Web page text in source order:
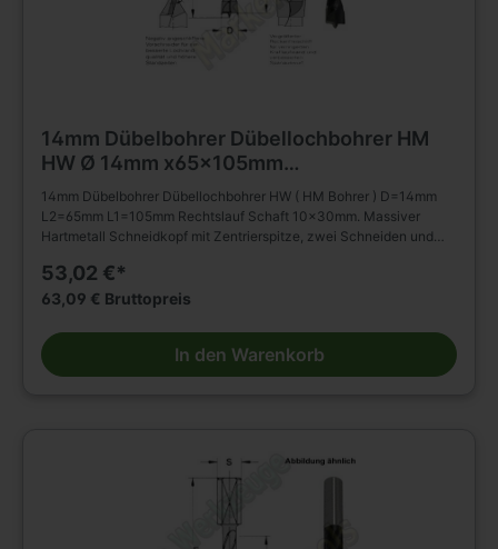
14mm Dübelbohrer Dübellochbohrer HM
HW Ø 14mm x65x105mm
m.Rückenführung Schaft 10mm
14mm Dübelbohrer Dübellochbohrer HW ( HM Bohrer ) D=14mm
L2=65mm L1=105mm Rechtslauf Schaft 10x30mm. Massiver
Hartmetall Schneidkopf mit Zentrierspitze, zwei Schneiden und
Rückenfreischliff. Spiralteil kunststoffbeschichtet. Zylinderschaft
mit Spannfläche ohne Tiefeneinstellschraube. Zum Einsatz in
Bohrmaschinen. Zum Bohren von Sacklöchern in Massivholz,
Holz- und Plattenwerkstoffen u.s.w., auch in beschichteter
Ausführung. Die Rückenführung bringt verbesserte Zentrierung
53,02 €*
63,09 € Bruttopreis
In den Warenkorb